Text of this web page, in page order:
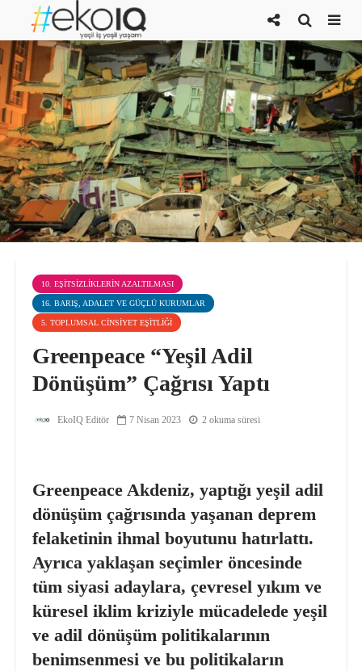
10. EŞITSIZLIKLERIN AZALTILMASI
16. BARIŞ, ADALET VE GÜÇLÜ KURUMLAR
5. TOPLUMSAL CINSIYET EŞITLIĞI
Greenpeace “Yeşil Adil
Dönüşüm” Çağrısı Yaptı
EkoIQ Editör 7 Nisan 2023 2 okuma süresi
Greenpeace Akdeniz, yaptığı yeşil adil
dönüşüm çağrısında yaşanan deprem
felaketinin ihmal boyutunu hatırlattı.
Ayrıca yaklaşan seçimler öncesinde
tüm siyasi adaylara, çevresel yıkım ve
küresel iklim kriziyle mücadelede yeşil
ve adil dönüşüm politikalarının
benimsenmesi ve bu politikaların